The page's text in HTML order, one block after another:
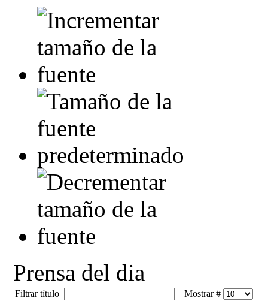
Prensa del dia
Filtrar título
Mostrar #